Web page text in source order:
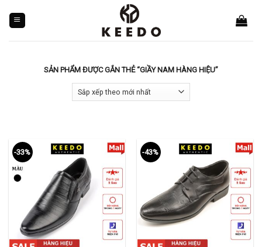
content
SẢN PHẨM ĐƯỢC GẮN THẺ “GIẦY NAM HÀNG HIỆU”
-33% -43%